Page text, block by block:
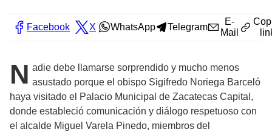
Facebook X WhatsApp Telegram
E-
Mail
N adie debe llamarse sorprendido y mucho menos
asustado porque el obispo Sigifredo Noriega Barceló
haya visitado el Palacio Municipal de Zacatecas Capital,
donde estableció comunicación y diálogo respetuoso con
el alcalde Miguel Varela Pinedo, miembros del